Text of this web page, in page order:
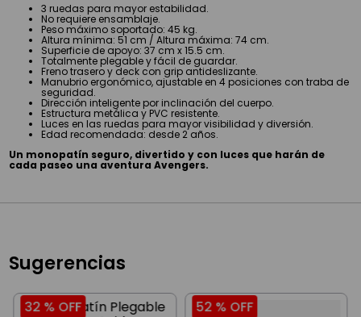
3 ruedas para mayor estabilidad.
No requiere ensamblaje.
Peso máximo soportado: 45 kg.
Altura mínima: 51 cm / Altura máxima: 74 cm.
Superficie de apoyo: 37 cm x 15.5 cm.
Totalmente plegable y fácil de guardar.
Freno trasero y deck con grip antideslizante.
Manubrio ergonómico, ajustable en 4 posiciones con traba de
seguridad.
Dirección inteligente por inclinación del cuerpo.
Estructura metálica y PVC resistente.
Luces en las ruedas para mayor visibilidad y diversión.
Edad recomendada: desde 2 años.
Un monopatín seguro, divertido y con luces que harán de
cada paseo una aventura Avengers.
Sugerencias
32 % OFF 52 % OFF